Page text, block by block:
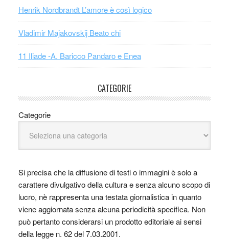
Henrik Nordbrandt L’amore è così logico
Vladimir Majakovskij Beato chi
11 Iliade -A. Baricco Pandaro e Enea
CATEGORIE
Categorie
Si precisa che la diffusione di testi o immagini è solo a
carattere divulgativo della cultura e senza alcuno scopo di
lucro, nè rappresenta una testata giornalistica in quanto
viene aggiornata senza alcuna periodicità specifica. Non
può pertanto considerarsi un prodotto editoriale ai sensi
della legge n. 62 del 7.03.2001.